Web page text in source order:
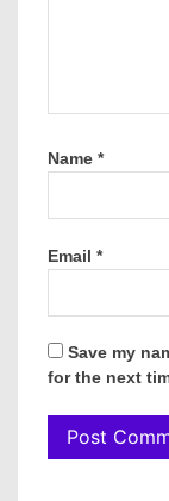
Name *
Email *
Save my
for the next